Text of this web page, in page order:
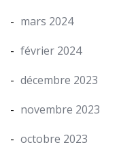
mars 2024
février 2024
décembre 2023
novembre 2023
octobre 2023